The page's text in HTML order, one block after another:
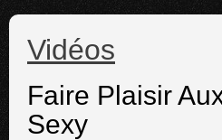
Vidéos
Faire Plaisir
Sexy